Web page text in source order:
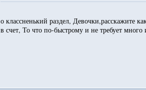
о классненький раздел, Девочки,расскажите
в счет, То что по-быстрому и не требует много